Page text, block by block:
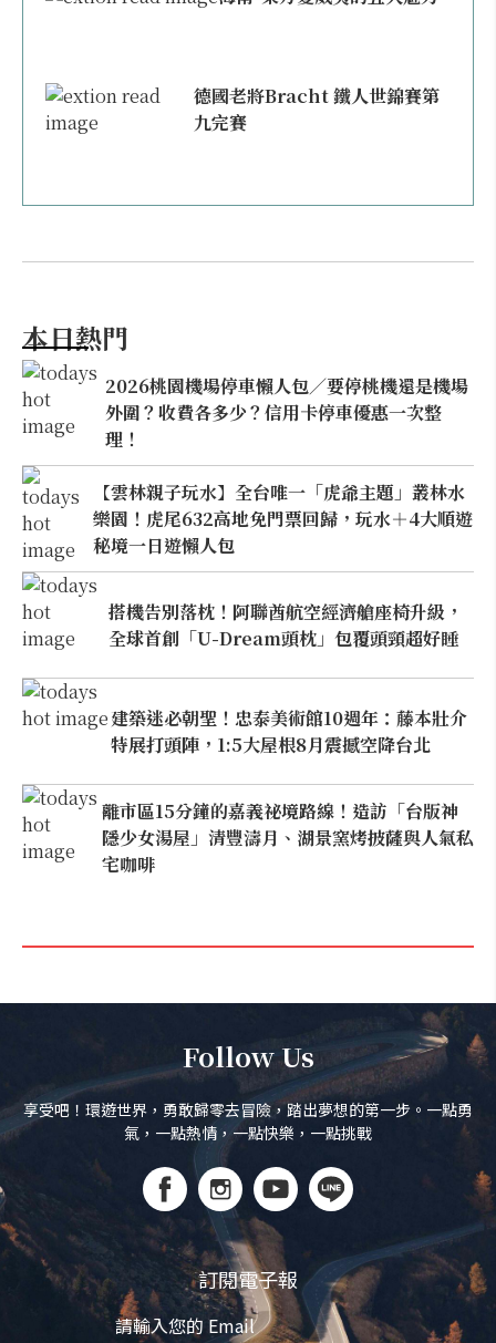
德國老將Bracht 鐵人世錦賽第
九完賽
本日熱門
2026桃園機場停車懶人包／要停桃機還是機場
外圍？收費各多少？信用卡停車優惠一次整
理！
【雲林親子玩水】全台唯一「虎爺主題」叢林水
樂園！虎尾632高地免門票回歸，玩水＋4大順遊
秘境一日遊懶人包
搭機告別落枕！阿聯酋航空經濟艙座椅升級，
全球首創「U-Dream頭枕」包覆頭頸超好睡
建築迷必朝聖！忠泰美術館10週年：藤本壯介
特展打頭陣，1:5大屋根8月震撼空降台北
離市區15分鐘的嘉義祕境路線！造訪「台版神
隱少女湯屋」清豐濤月、湖景窯烤披薩與人氣私
宅咖啡
Follow Us
享受吧！環遊世界，勇敢歸零去冒險，踏出夢想的第一步。一點勇
氣，一點熱情，一點快樂，一點挑戰
訂閱電子報